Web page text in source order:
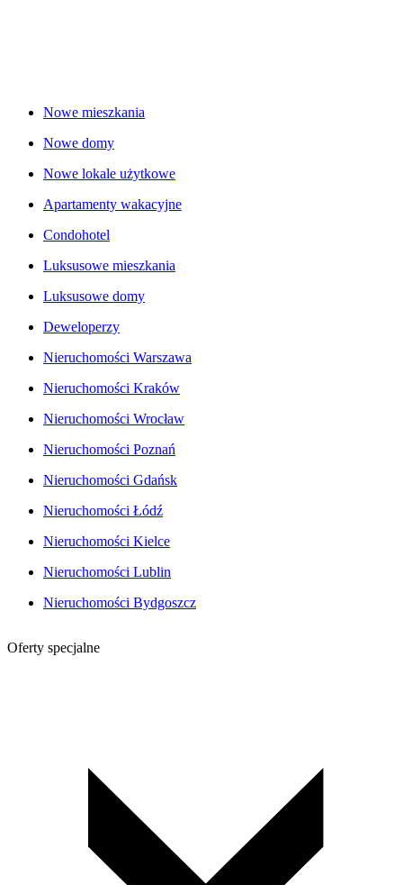
Nowe mieszkania
Nowe domy
Nowe lokale użytkowe
Apartamenty wakacyjne
Condohotel
Luksusowe mieszkania
Luksusowe domy
Deweloperzy
Nieruchomości Warszawa
Nieruchomości Kraków
Nieruchomości Wrocław
Nieruchomości Poznań
Nieruchomości Gdańsk
Nieruchomości Łódź
Nieruchomości Kielce
Nieruchomości Lublin
Nieruchomości Bydgoszcz
Oferty specjalne